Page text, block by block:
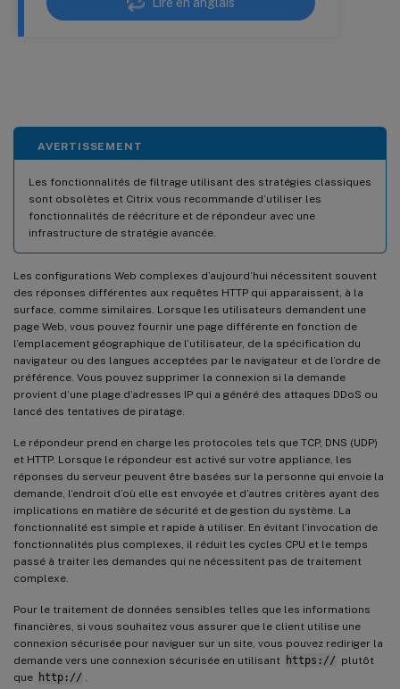
AVERTISSEMENT
Les fonctionnalités de filtrage utilisant des stratégies classiques
sont obsolètes et Citrix vous recommande d’utiliser les
fonctionnalités de réécriture et de répondeur avec une
infrastructure de stratégie avancée.
Les configurations Web complexes d’aujourd’hui nécessitent souvent
des réponses différentes aux requêtes HTTP qui apparaissent, à la
surface, comme similaires. Lorsque les utilisateurs demandent une
page Web, vous pouvez fournir une page différente en fonction de
l’emplacement géographique de l’utilisateur, de la spécification du
navigateur ou des langues acceptées par le navigateur et de l’ordre de
préférence. Vous pouvez supprimer la connexion si la demande
provient d’une plage d’adresses IP qui a généré des attaques DDoS ou
lancé des tentatives de piratage.
Le répondeur prend en charge les protocoles tels que TCP, DNS (UDP)
et HTTP. Lorsque le répondeur est activé sur votre appliance, les
réponses du serveur peuvent être basées sur la personne qui envoie la
demande, l’endroit d’où elle est envoyée et d’autres critères ayant des
implications en matière de sécurité et de gestion du système. La
fonctionnalité est simple et rapide à utiliser. En évitant l’invocation de
fonctionnalités plus complexes, il réduit les cycles CPU et le temps
passé à traiter les demandes qui ne nécessitent pas de traitement
complexe.
Pour le traitement de données sensibles telles que les informations
financières, si vous souhaitez vous assurer que le client utilise une
connexion sécurisée pour naviguer sur un site, vous pouvez rediriger la
demande vers une connexion sécurisée en utilisant https:// plutôt
que http://